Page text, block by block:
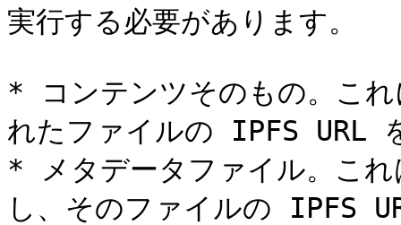
実行する必要があります。
* コンテンツそのもの。こ
れたファイルの IPFS URL
* メタデータファイル。こ
し、そのファイルの IPFS